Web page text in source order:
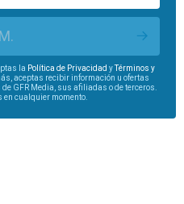
la Política de Privacidad yTérminos y
aceptas recibir información u ofertas
GFR Media, sus afiliadas o de terceros.
cualquier momento.